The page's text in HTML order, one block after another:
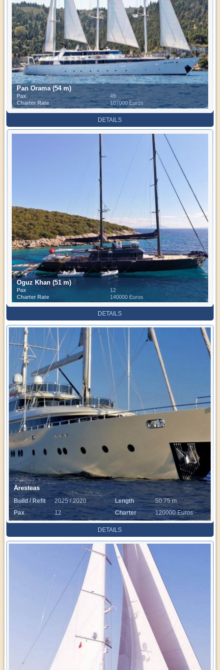
Pan Orama (54 m)
Pax
49
Charter Rate
107000 Euros
DETAILS
Oguz Khan (51 m)
Pax
12
Charter Rate
140000 Euros
DETAILS
Aresteas
Build / Refit 2025 / 2020 Length
50.75 m
Pax
12
Charter
Rate
120000 Euros
DETAILS